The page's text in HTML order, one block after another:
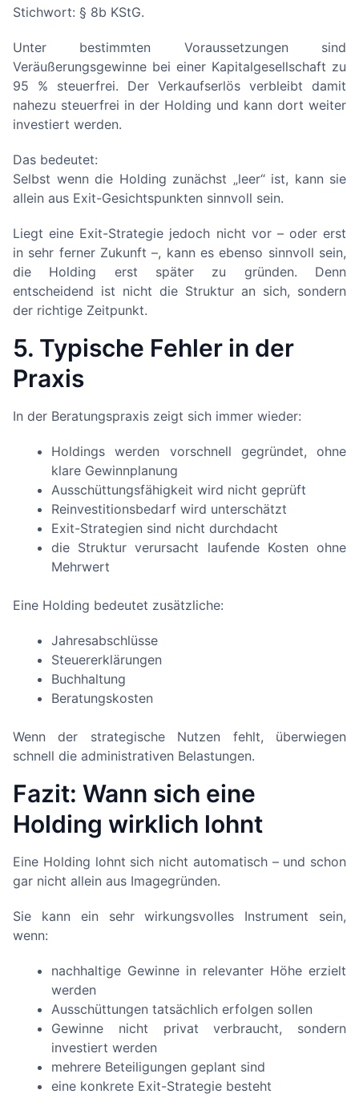
Stichwort: § 8b KStG.
Unter bestimmten Voraussetzungen sind
Veräußerungsgewinne bei einer Kapitalgesellschaft zu
95 % steuerfrei. Der Verkaufserlös verbleibt damit
nahezu steuerfrei in der Holding und kann dort weiter
investiert werden.
Das bedeutet:
Selbst wenn die Holding zunächst „leer“ ist, kann sie
allein aus Exit-Gesichtspunkten sinnvoll sein.
Liegt eine Exit-Strategie jedoch nicht vor – oder erst
in sehr ferner Zukunft –, kann es ebenso sinnvoll sein,
die Holding erst später zu gründen. Denn
entscheidend ist nicht die Struktur an sich, sondern
der richtige Zeitpunkt.
5. Typische Fehler in der
Praxis
In der Beratungspraxis zeigt sich immer wieder:
Holdings werden vorschnell gegründet, ohne
klare Gewinnplanung
Ausschüttungsfähigkeit wird nicht geprüft
Reinvestitionsbedarf wird unterschätzt
Exit-Strategien sind nicht durchdacht
die Struktur verursacht laufende Kosten ohne
Mehrwert
Eine Holding bedeutet zusätzliche:
Jahresabschlüsse
Steuererklärungen
Buchhaltung
Beratungskosten
Wenn der strategische Nutzen fehlt, überwiegen
schnell die administrativen Belastungen.
Fazit: Wann sich eine
Holding wirklich lohnt
Eine Holding lohnt sich nicht automatisch – und schon
gar nicht allein aus Imagegründen.
Sie kann ein sehr wirkungsvolles Instrument sein,
wenn:
nachhaltige Gewinne in relevanter Höhe erzielt
werden
Ausschüttungen tatsächlich erfolgen sollen
Gewinne nicht privat verbraucht, sondern
investiert werden
mehrere Beteiligungen geplant sind
eine konkrete Exit-Strategie besteht